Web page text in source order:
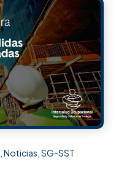
Noticias SG-SST